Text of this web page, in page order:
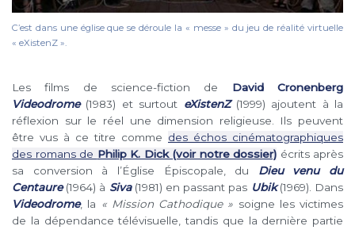
C’est dans une église que se déroule la « messe » du jeu de réalité virtuelle
« eXistenZ ».
Les films de science-fiction de David Cronenberg
Videodrome(1983) et surtout eXistenZ(1999) ajoutent à la
réflexion sur le réel une dimension religieuse. Ils peuvent
être vus à ce titre comme des échos cinématographiques
des romans de Philip K. Dick (voir notre dossier) écrits après
sa conversion à l’Église Épiscopale, du Dieu venu du
Centaure(1964) à Siva(1981) en passant pas Ubik(1969). Dans
Videodrome, la « Mission Cathodique » soigne les victimes
de la dépendance télévisuelle, tandis que la dernière partie